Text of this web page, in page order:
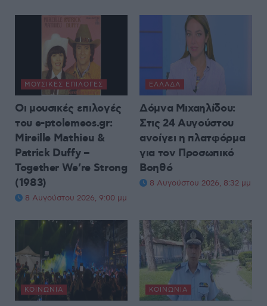
ΜΟΥΣΙΚΈΣ ΕΠΙΛΟΓΈΣ
Οι μουσικές επιλογές
του e-ptolemeos.gr:
Mireille Mathieu &
Patrick Duffy –
Together We’re Strong
(1983)
8 Αυγούστου 2026, 9:00 μμ
ΕΛΛΆΔΑ
Δόμνα Μιχαηλίδου:
Στις 24 Αυγούστου
ανοίγει η πλατφόρμα
για τον Προσωπικό
Βοηθό
8 Αυγούστου 2026, 8:32 μμ
ΚΟΙΝΩΝΊΑ ΚΟΙΝΩΝΊΑ